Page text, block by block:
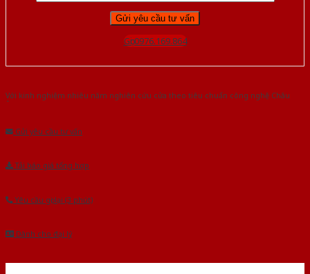
Gọi 0976.169.864
Với kinh nghiệm nhiêu năm nghiên cứu cửa theo tiêu chuẩn công nghệ Châu
Gửi yêu cầu tư vấn
Tải báo giá tổng hợp
Yêu cầu gọi lại (3 phút)
Dành cho đại lý